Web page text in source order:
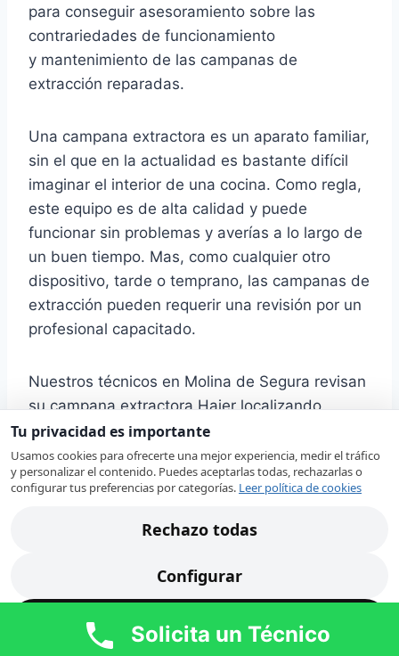
para conseguir asesoramiento sobre las
contrariedades de funcionamiento
y mantenimiento de las campanas de
extracción reparadas.
Una campana extractora es un aparato familiar,
sin el que en la actualidad es bastante difícil
imaginar el interior de una cocina. Como regla,
este equipo es de alta calidad y puede
funcionar sin problemas y averías a lo largo de
un buen tiempo. Mas, como cualquier otro
dispositivo, tarde o temprano, las campanas de
extracción pueden requerir una revisión por un
profesional capacitado.
Nuestros técnicos en Molina de Segura revisan
su campana extractora Haier localizando
rápidamente la avería. Ante alguno de estos
síntomas, nuestroservicio técnico de
campanas extractoras Haier en Molina de
de su campana extractora para proceder a su
Se ha fundido
la luz de la
campana de
Tu privacidad es importante
Usamos cookies para ofrecerte una mejor experiencia, medir el tráfico
y personalizar el contenido. Puedes aceptarlas todas, rechazarlas o
configurar tus preferencias por categorías. Leer política de cookies
Rechazo todas
Configurar
Acepto todas
Solicita un Técnico